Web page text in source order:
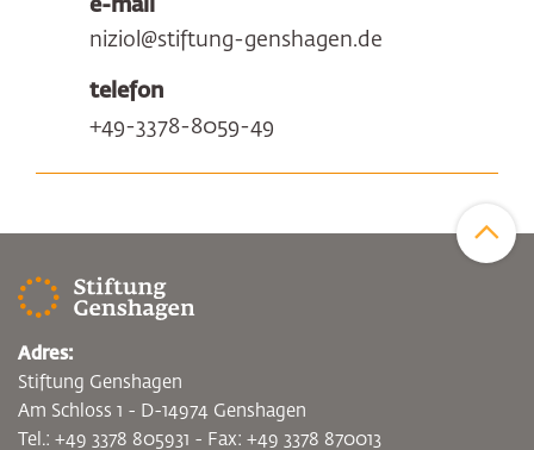
e-mail
niziol@stiftung-genshagen.de
telefon
+49-3378-8059-49
Adres:
Stiftung Genshagen
Am Schloss 1 - D-14974 Genshagen
Tel.: +49 3378 805931 - Fax: +49 3378 870013